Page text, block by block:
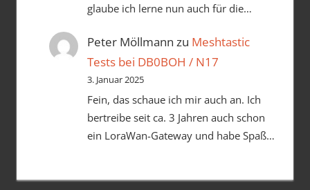
glaube ich lerne nun auch für die…
Peter Möllmann zu Meshtastic
Tests bei DB0BOH / N17
3. Januar 2025
Fein, das schaue ich mir auch an. Ich
bertreibe seit ca. 3 Jahren auch schon
ein LoraWan-Gateway und habe Spaß…